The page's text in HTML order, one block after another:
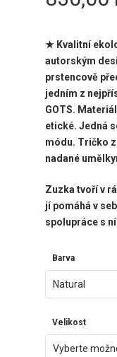
★ Kvalitní
autorským
prstencově
jedním z
GOTS.
etické. Jedná
módu. Tričko
nadané
Zuzka tvoří v
jí pomáhá v
spolupráce s
Barva
Natural
Velikost
Vyberte